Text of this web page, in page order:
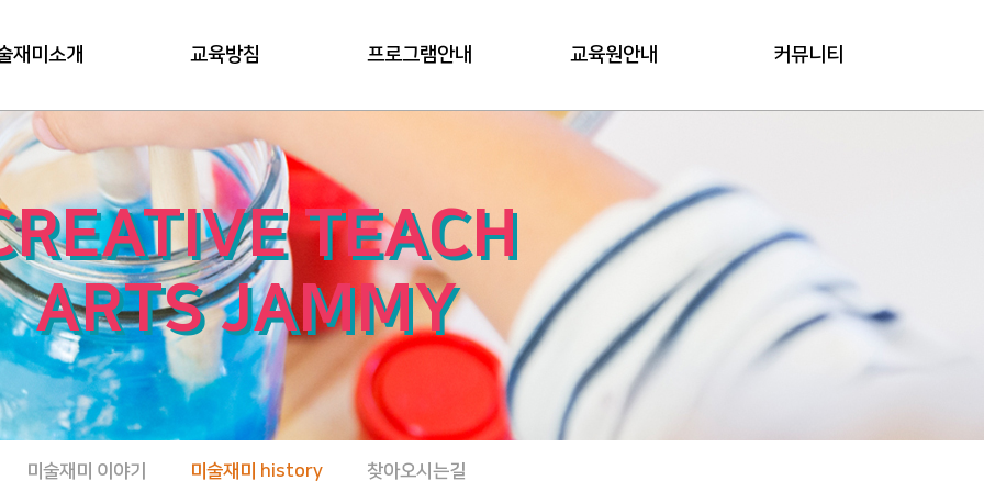
재미소개 교육방침 프로그램안내 교육원안내 커뮤니티
TEACH
ARTS JAMMY
미술재미 이야기 미술재미 history 찾아오시는길